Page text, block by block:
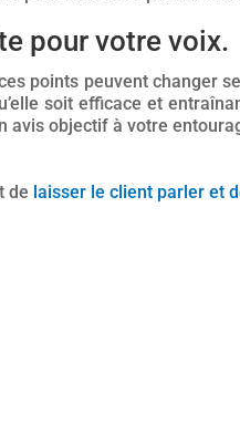
pour votre voix.
points peuvent changer
soit efficace et
avis objectif à votre
de laisser le client parler et